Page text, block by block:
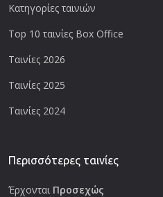
Κατηγορίες ταινιών
Top 10 ταινίες Box Office
Ταινίες 2026
Ταινίες 2025
Ταινίες 2024
Περισσότερες ταινίες
Έρχονται Προσεχώς